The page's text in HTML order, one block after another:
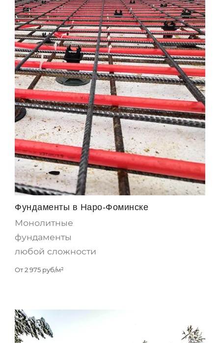
Фундаменты в Наро-Фоминске
Монолитные
фундаменты
любой сложности
От2 975 руб/м²